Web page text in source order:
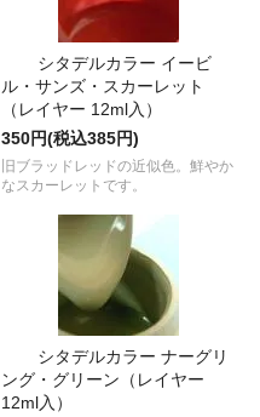
シタデルカラー イービ
ル・サンズ・スカーレット
（レイヤー 12ml入）
350円(税込385円)
旧ブラッドレッドの近似色。鮮やか
なスカーレットです。
シタデルカラー ナーグリ
ング・グリーン（レイヤー
12ml入）